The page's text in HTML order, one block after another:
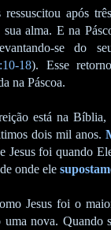
após
alma. E na
se do
18). Esse
na Páscoa.
está na
dois mil anos.
Jesus foi quando
onde ele
Jesus foi o
nova. Quando